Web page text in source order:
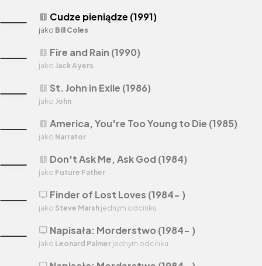
theaters Cudze pieniądze (1991)
jako Bill Coles
theaters St. John in Exile (1986)
jako John
theaters Fire and Rain (1990)
jako Jack Ayers
theaters America, You're Too Young to Die (1985)
jako Narrator
theaters Don't Ask Me, Ask God (1984)
jako Future Father
tv Finder of Lost Loves (1984- )
jako Steve Marsh jednym odcinku
tv Napisała: Morderstwo (1984- )
jako Leonard Palmer jednym odcinku